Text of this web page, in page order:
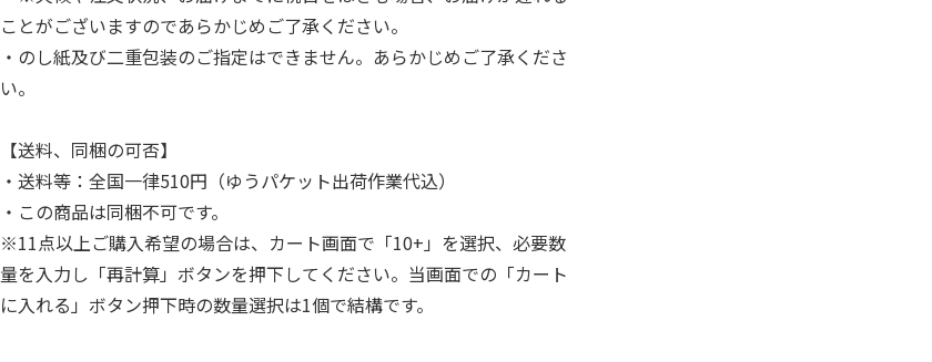
ことがございますのであらかじめご了承ください。
・のし紙及び二重包装のご指定はできません。あらかじめご了承くださ
い。
【送料、同梱の可否】
・送料等：全国一律510円（ゆうパケット出荷作業代込）
・この商品は同梱不可です。
※11点以上ご購入希望の場合は、カート画面で「10+」を選択、必要数
量を入力し「再計算」ボタンを押下してください。当画面での「カート
に入れる」ボタン押下時の数量選択は1個で結構です。